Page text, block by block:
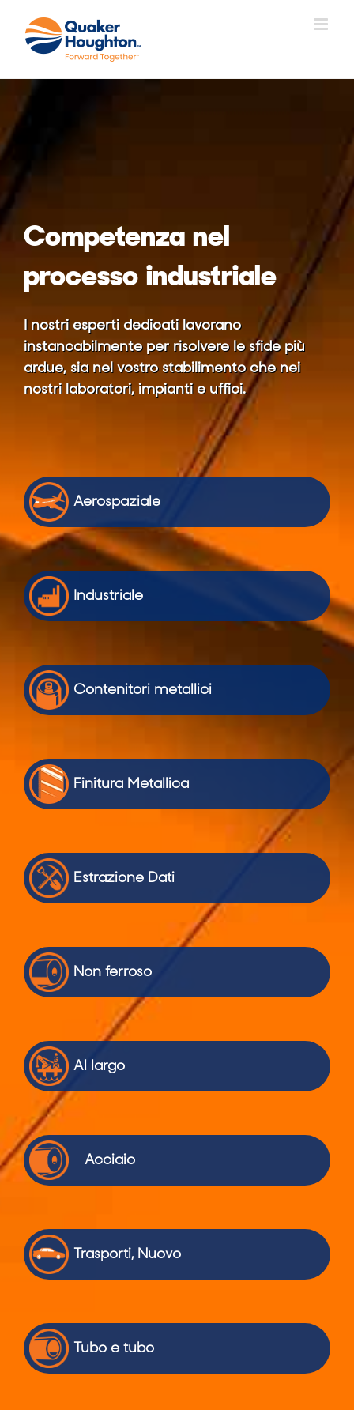
contenuto
Competenza nel
processo industriale
I nostri esperti dedicati lavorano
instancabilmente per risolvere le sfide più
ardue, sia nel vostro stabilimento che nei
nostri laboratori, impianti e uffici.
Aerospaziale
Industriale
Contenitori metallici
Finitura Metallica
Estrazione Dati
Non ferroso
Al largo
Acciaio
Trasporti, Nuovo
Tubo e tubo